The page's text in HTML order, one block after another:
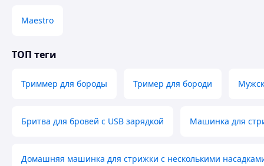
Maestro
ТОП теги
Триммер для бороды Тример для бороди
Бритва для бровей с USB зарядкой Машинка для
Домашняя машинка для стрижки с несколькими